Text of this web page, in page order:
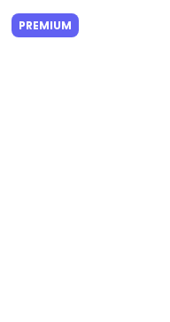
PREMIUM